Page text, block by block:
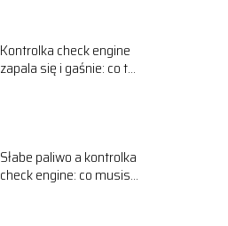
Kontrolka check engine
zapala się i gaśnie: co to
Słabe paliwo a kontrolka
check engine: co musisz